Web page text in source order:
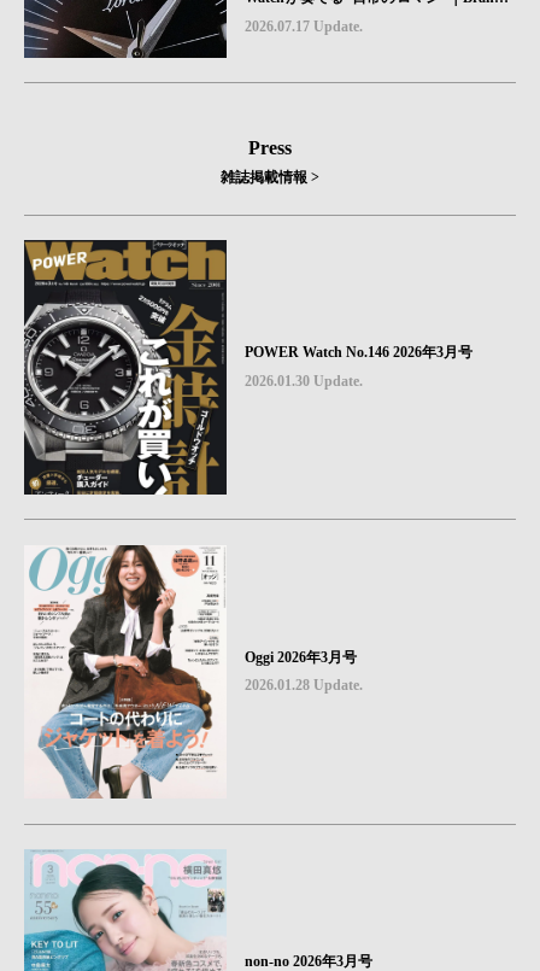
icks #08
2026.07.17 Update.
Press
雑誌掲載情報 >
POWER Watch No.146 2026年3月号
2026.01.30 Update.
Oggi 2026年3月号
2026.01.28 Update.
non-no 2026年3月号